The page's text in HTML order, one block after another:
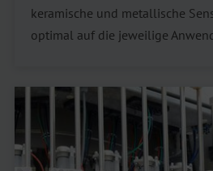
keramische und metallische
optimal auf die jeweilige